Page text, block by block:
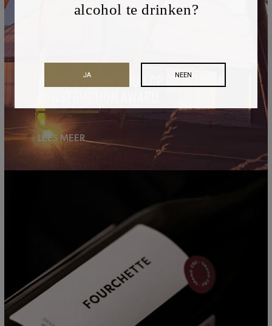
HOPSPOT WINT GOUD OP DE BELGIAN
LEES MEER
alcohol te drinken?
NEEN
JA